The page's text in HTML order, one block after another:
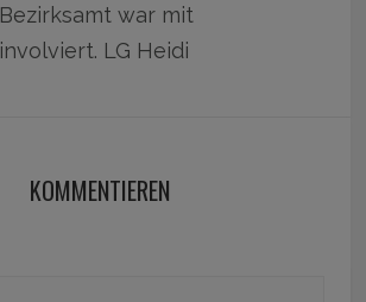
Bezirksamt war mit
involviert. LG Heidi
KOMMENTIEREN